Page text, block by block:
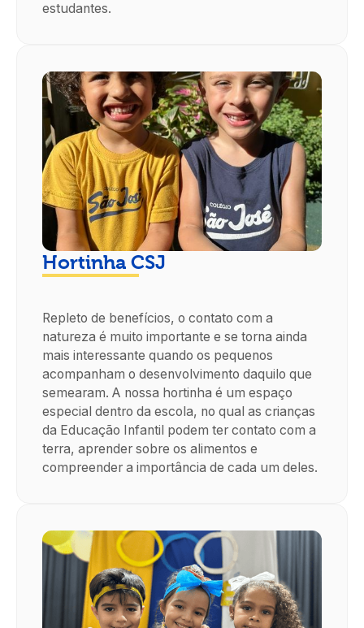
estudantes.
Hortinha CSJ
Repleto de benefícios, o contato com a
natureza é muito importante e se torna ainda
mais interessante quando os pequenos
acompanham o desenvolvimento daquilo que
semearam. A nossa hortinha é um espaço
especial dentro da escola, no qual as crianças
da Educação Infantil podem ter contato com a
terra, aprender sobre os alimentos e
compreender a importância de cada um deles.